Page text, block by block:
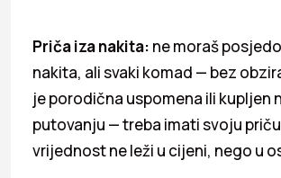
Priča iza nakita: ne moraš
nakita, ali svaki komad — bez
je porodična uspomena ili kupljen
putovanju — treba imati svoju
vrijednost ne leži u cijeni, nego u